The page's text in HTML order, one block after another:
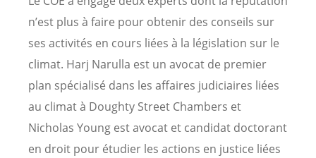
n’est plus à faire pour obtenir des conseils sur
ses activités en cours liées à la législation sur le
climat. Harj Narulla est un avocat de premier
plan spécialisé dans les affaires judiciaires liées
au climat à Doughty Street Chambers et
Nicholas Young est avocat et candidat doctorant
en droit pour étudier les actions en justice liées